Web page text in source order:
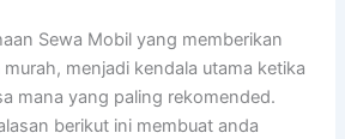
Sewa Mobil yang memberikan
menjadi kendala utama ketika
mana yang paling rekomended.
berikut ini membuat anda